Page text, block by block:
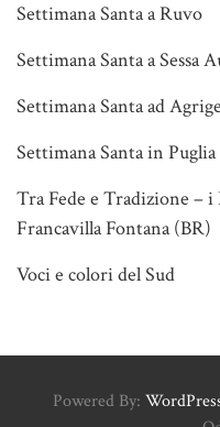
Settimana Santa a Ruvo
Settimana Santa a Sessa
Settimana Santa ad
Settimana Santa in Puglia
Tra Fede e Tradizione –
Francavilla Fontana (BR)
Voci e colori del Sud
Powered By: